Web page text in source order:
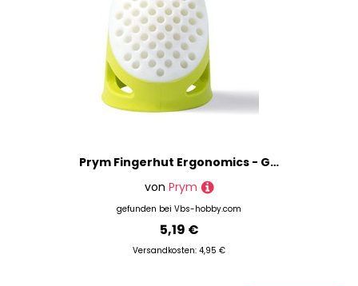
Prym Fingerhut Ergonomics - Größe 'L', Hellgrün
von Prym
gefunden bei Vbs-hobby.com
5,19 €
Versandkosten: 4,95 €